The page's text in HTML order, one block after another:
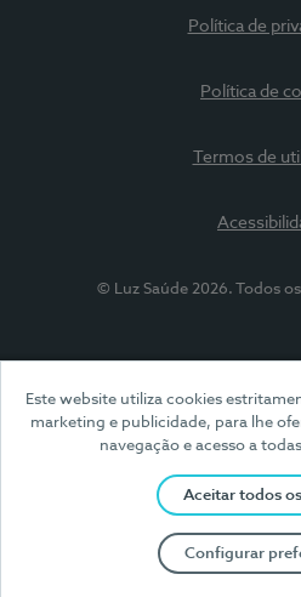
Este website utiliza cookies
marketing e publicidade, para lhe
navegação e acesso a
Aceitar todos
Configurar
Política de
Política de
Termos de
© Luz Saúde 2026. Todos